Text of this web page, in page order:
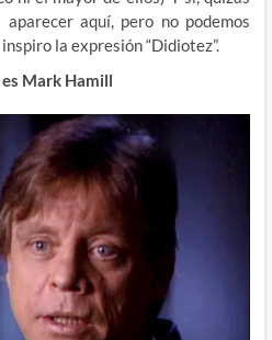
aquí, pero no podemos
la expresión “Didiotez”.
Mark Hamill